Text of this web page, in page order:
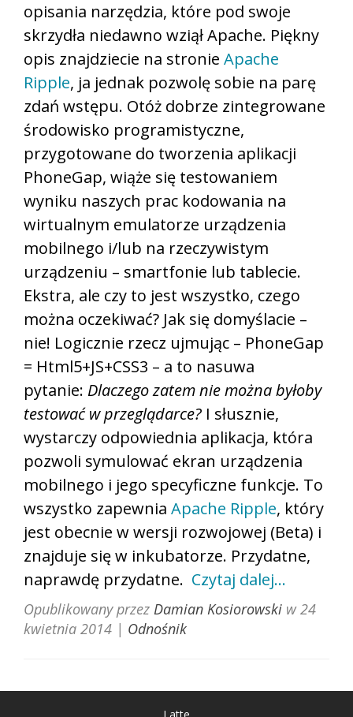
opisania narzędzia, które pod swoje
skrzydła niedawno wziął Apache. Piękny
opis znajdziecie na stronie Apache
Ripple, ja jednak pozwolę sobie na parę
zdań wstępu. Otóż dobrze zintegrowane
środowisko programistyczne,
przygotowane do tworzenia aplikacji
PhoneGap, wiąże się testowaniem
wyniku naszych prac kodowania na
wirtualnym emulatorze urządzenia
mobilnego i/lub na rzeczywistym
urządzeniu – smartfonie lub tablecie.
Ekstra, ale czy to jest wszystko, czego
można oczekiwać? Jak się domyślacie –
nie! Logicznie rzecz ujmując – PhoneGap
= Html5+JS+CSS3 – a to nasuwa
pytanie: Dlaczego zatem nie można byłoby
testować w przeglądarce? I słusznie,
wystarczy odpowiednia aplikacja, która
pozwoli symulować ekran urządzenia
mobilnego i jego specyficzne funkcje. To
wszystko zapewnia Apache Ripple, który
jest obecnie w wersji rozwojowej (Beta) i
znajduje się w inkubatorze. Przydatne,
naprawdę przydatne. Czytaj dalej…
Opublikowany przez Damian Kosiorowski w24
kwietnia 2014 | Odnośnik